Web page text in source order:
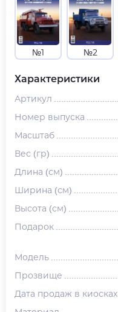
№1 №2
Характеристики
Артикул
Номер выпуска
Масштаб
Вес (гр)
Длина (см)
Ширина (см)
Высота (см)
Подарок
Модель
Прозвище
Дата продаж в киосках